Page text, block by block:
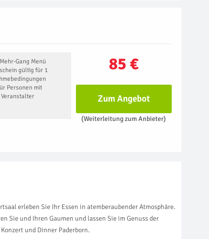
85 €
Gang Menü
gültig für 1
Personen mit
Veranstalter
Zum Angebot
(Weiterleitung zum Anbieter)
erleben Sie Ihr Essen in atemberaubender Atmosphäre.
Sie und Ihren Gaumen und lassen Sie im Genuss der
und Dinner Paderborn.